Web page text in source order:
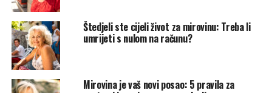
Štedjeli ste cijeli život za mirovinu: Treba li
umrijeti s nulom na računu?
Mirovina je vaš novi posao: 5 pravila za